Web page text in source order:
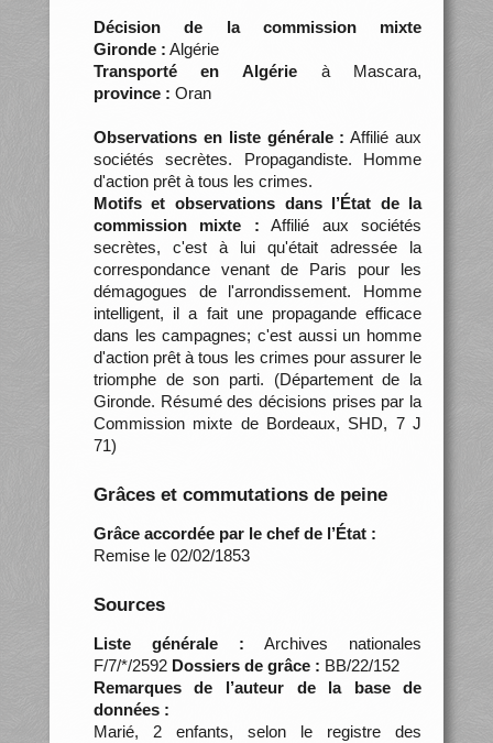
Décision de la commission mixte
Gironde : Algérie
Transporté en Algérie à Mascara,
province : Oran
Observations en liste générale : Affilié aux
sociétés secrètes. Propagandiste. Homme
d'action prêt à tous les crimes.
Motifs et observations dans l’État de la
commission mixte : Affilié aux sociétés
secrètes, c'est à lui qu'était adressée la
correspondance venant de Paris pour les
démagogues de l'arrondissement. Homme
intelligent, il a fait une propagande efficace
dans les campagnes; c'est aussi un homme
d'action prêt à tous les crimes pour assurer le
triomphe de son parti. (Département de la
Gironde. Résumé des décisions prises par la
Commission mixte de Bordeaux, SHD, 7 J
71)
Grâces et commutations de peine
Grâce accordée par le chef de l’État :
Remise le 02/02/1853
Sources
Liste générale : Archives nationales
F/7/*/2592 Dossiers de grâce : BB/22/152
Remarques de l’auteur de la base de
données :
Marié, 2 enfants, selon le registre des